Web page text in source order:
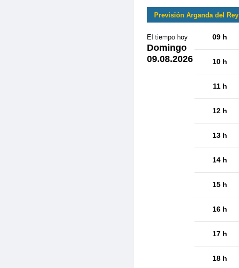
Previsión Arganda del Rey
El tiempo hoy
Domingo
09.08.2026
09 h
10 h
11 h
12 h
13 h
14 h
15 h
16 h
17 h
18 h